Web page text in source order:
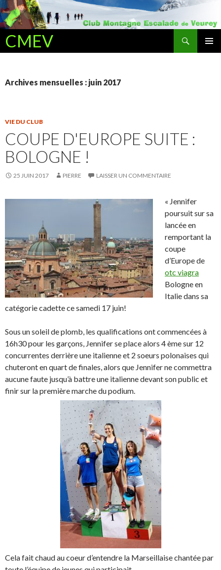
CMEV
Recherche
ALLER AU CONTENU PRINCIPAL
Archives mensuelles : juin 2017
VIE DU CLUB
COUPE D'EUROPE SUITE :
BOLOGNE !
25 JUIN 2017 PIERRE LAISSER UN COMMENTAIRE
« Jennifer
poursuit sur sa
lancée en
remportant la
coupe
d’Europe de
otc viagra
Bologne en
Italie dans sa
catégorie cadette ce samedi 17 juin!
Sous un soleil de plomb, les qualifications ont commencées à
16h30 pour les garçons, Jennifer se place alors 4 ème sur 12
concurrentes derrière une italienne et 2 soeurs polonaises qui
chuteront en quart de finales, alors que Jennifer ne commettra
aucune faute jusqu’à battre une italienne devant son public et
finir sur la première marche du podium.
Cela fait chaud au coeur d’entendre la Marseillaise chantée par